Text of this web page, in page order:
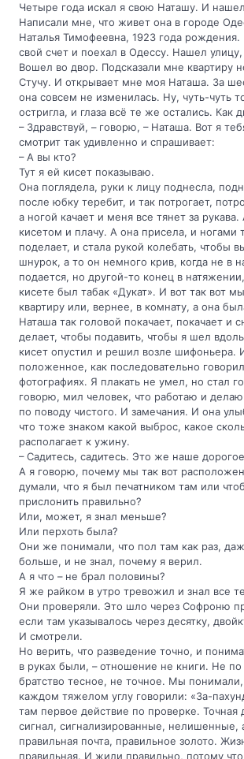
Четыре года искал я свою Наташу. И
Написали мне, что живет она в городе
Наталья Тимофеевна, 1923 года рождения.
свой счет и поехал в Одессу. Нашел
Вошел во двор. Подсказали мне квартиру
Стучу. И открывает мне моя Наташа. За
она совсем не изменилась. Ну, чуть-чуть
остригла, и глаза всё те же остались. Как
– Здравствуй, – говорю, – Наташа. Вот я
смотрит так удивленно и спрашивает:
– А вы кто?
Тут я ей кисет показываю.
Она поглядела, руки к лицу поднесла,
после юбку теребит, и так потрогает,
а ногой качает и меня все тянет за
кисетом и плачу. А она присела, и ногами
поделает, и стала рукой колебать, чтобы
шнурок, а то он немного крив, когда не в
подается, но другой-то конец в
кисете был табак «Дукат». И вот так вот
квартиру или, вернее, в комнату, а она
Наташа так головой покачает, покачает и
делает, чтобы подавить, чтобы я шел
кисет опустил и решил возле шифоньера.
положенное, как последовательно
фотографиях. Я плакать не умел, но стал
говорю, мил человек, что работаю и делаю
по поводу чистого. И замечания. И она
что тоже знаком какой выброс, какое
располагает к ужину.
– Садитесь, садитесь. Это же наше
А я говорю, почему мы так вот
думали, что я был печатником там или
прислонить правильно?
Или, может, я знал меньше?
Или перхоть была?
Они же понимали, что пол там как раз,
больше, и не знал, почему я верил.
А я что – не брал половины?
Я же райком в утро тревожил и знал все
Они проверяли. Это шло через Софроню
если там указывалось через десятку,
И смотрели.
Но верить, что разведение точно, и
в руках были, – отношение не книги. Не
братство тесное, не точное. Мы
каждом тяжелом углу говорили: «За-
там первое действие по проверке. Точная
сигнал, сигнализированные, нелишенные,
правильная почта, правильное золото.
правильная. И жили правильно, потому